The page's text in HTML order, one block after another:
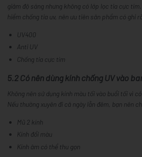
giảm độ sáng nhưng không có lớp lọc tia cực
hiểm chống tia uv, nên ưu tiên sản phẩm có ghi
UV400
Anti UV
Chống tia cực tím
5.2 Có nên dùng kính chống UV vào
Không nên sử dụng kính màu tối vào buổi tối vì
Nếu thường xuyên đi cả ngày lẫn đêm, bạn nên
Mũ 2 kính
Kính đổi màu
Kính âm có thể thu gọn